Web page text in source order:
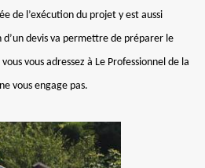
de l’exécution du projet y est aussi
d’un devis va permettre de préparer le
vous adressez à Le Professionnel de la
vous engage pas.